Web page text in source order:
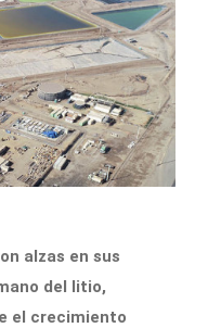
alzas en sus
del litio,
el crecimiento